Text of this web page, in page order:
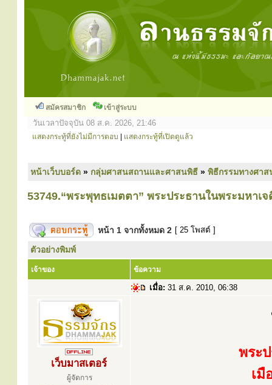
สมัครสมาชิก เข้าสู่ระบบ
วันเวลาปัจจุบัน 08 ส.ค. 2026, 21:46
แสดงกระทู้ที่ยังไม่มีการตอบ แสดงกระทู้ที่เปิดดูแล้ว
หน้าเว็บบอร์ด » กลุ่มศาสนสถานและศาสนพิธี » พิธีกรรมทางศา
53749.“พระพุทธเมตตา” พระประธานในพระมหาเ
หน้า 1 จากทั้งหมด 2 [ 25 โพสต์ ]
ตัวอย่างพิมพ์
เจ้าของ ข้อความ
เมื่อ: 31 ส.ค. 2010, 06:38
เว็บมาสเตอร์
ผู้จัดการ
พระ
เมื